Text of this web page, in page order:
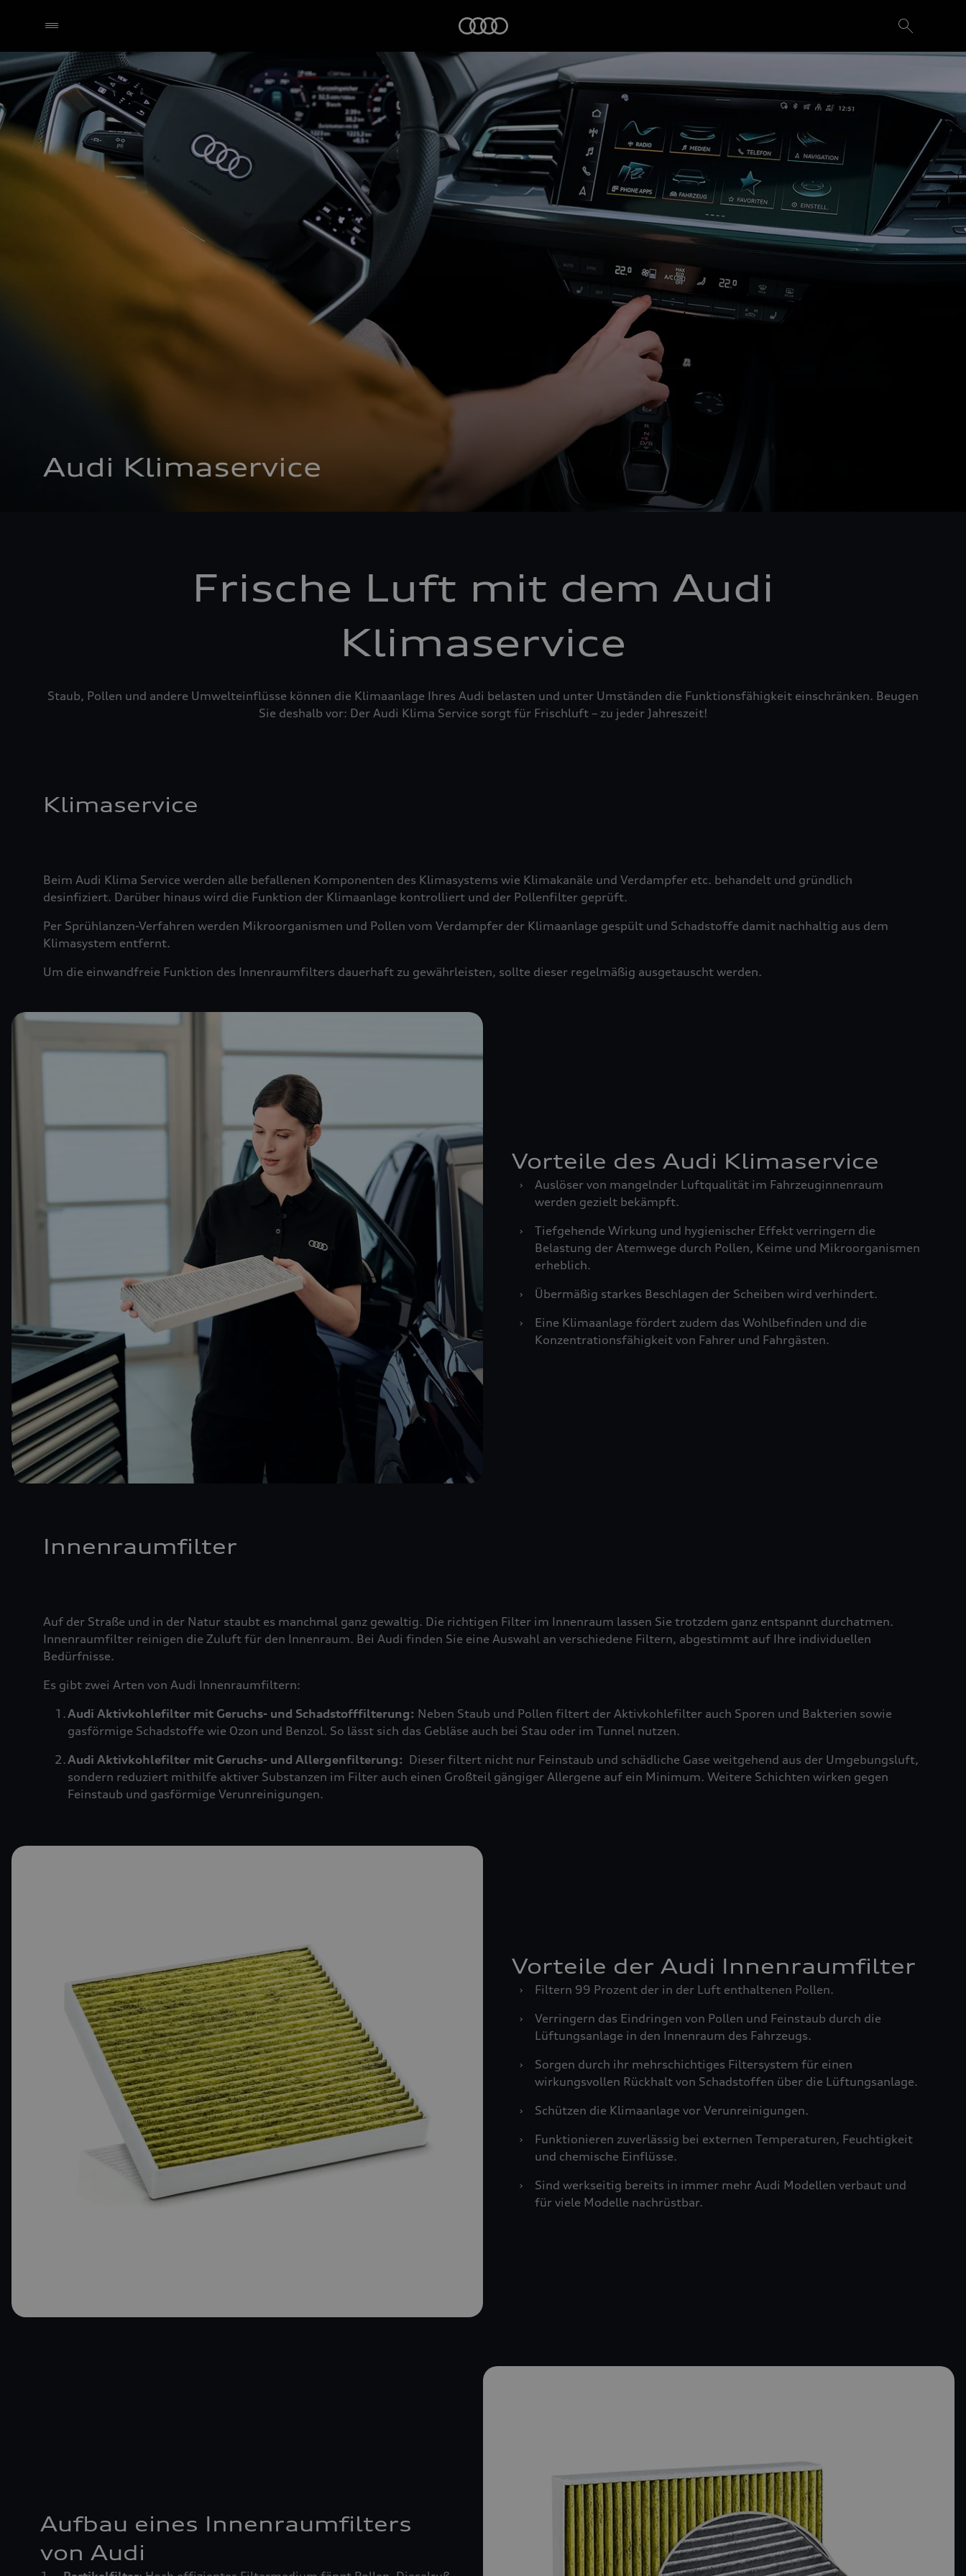
Audi Klimaservice
Frische Luft mit dem Audi
Klimaservice
Staub, Pollen und andere Umwelteinflüsse können die Klimaanlage Ihres Audi belasten und unter Umständen die Funktionsfähigkeit einschränken. Beugen
Sie deshalb vor: Der Audi Klima Service sorgt für Frischluft – zu jeder Jahreszeit!
Klimaservice
Beim Audi Klima Service werden alle befallenen Komponenten des Klimasystems wie Klimakanäle und Verdampfer etc. behandelt und gründlich
desinfiziert. Darüber hinaus wird die Funktion der Klimaanlage kontrolliert und der Pollenfilter geprüft.
Per Sprühlanzen-Verfahren werden Mikroorganismen und Pollen vom Verdampfer der Klimaanlage gespült und Schadstoffe damit nachhaltig aus dem
Klimasystem entfernt.
Um die einwandfreie Funktion des Innenraumfilters dauerhaft zu gewährleisten, sollte dieser regelmäßig ausgetauscht werden.
Vorteile des Audi Klimaservice
›
Auslöser von mangelnder Luftqualität im Fahrzeuginnenraum
werden gezielt bekämpft.
›
Tiefgehende Wirkung und hygienischer Effekt verringern die
Belastung der Atemwege durch Pollen, Keime und Mikroorganismen
erheblich.
›
Übermäßig starkes Beschlagen der Scheiben wird verhindert.
›
Eine Klimaanlage fördert zudem das Wohlbefinden und die
Konzentrationsfähigkeit von Fahrer und Fahrgästen.
Innenraumfilter
Auf der Straße und in der Natur staubt es manchmal ganz gewaltig. Die richtigen Filter im Innenraum lassen Sie trotzdem ganz entspannt durchatmen.
Innenraumfilter reinigen die Zuluft für den Innenraum. Bei Audi finden Sie eine Auswahl an verschiedene Filtern, abgestimmt auf Ihre individuellen
Bedürfnisse.
Es gibt zwei Arten von Audi Innenraumfiltern:
Audi Aktivkohlefilter mit Geruchs- und Schadstofffilterung: Neben Staub und Pollen filtert der Aktivkohlefilter auch Sporen und Bakterien sowie
gasförmige Schadstoffe wie Ozon und Benzol. So lässt sich das Gebläse auch bei Stau oder im Tunnel nutzen.
Audi Aktivkohlefilter mit Geruchs- und Allergenfilterung: Dieser filtert nicht nur Feinstaub und schädliche Gase weitgehend aus der Umgebungsluft,
sondern reduziert mithilfe aktiver Substanzen im Filter auch einen Großteil gängiger Allergene auf ein Minimum. Weitere Schichten wirken gegen
Feinstaub und gasförmige Verunreinigungen.
Vorteile der Audi Innenraumfilter
›
Filtern 99 Prozent der in der Luft enthaltenen Pollen.
›
Verringern das Eindringen von Pollen und Feinstaub durch die
Lüftungsanlage in den Innenraum des Fahrzeugs.
›
Sorgen durch ihr mehrschichtiges Filtersystem für einen
wirkungsvollen Rückhalt von Schadstoffen über die Lüftungsanlage.
›
Schützen die Klimaanlage vor Verunreinigungen.
›
Funktionieren zuverlässig bei externen Temperaturen, Feuchtigkeit
und chemische Einflüsse.
›
Sind werkseitig bereits in immer mehr Audi Modellen verbaut und
für viele Modelle nachrüstbar.
Aufbau eines Innenraumfilters
von Audi